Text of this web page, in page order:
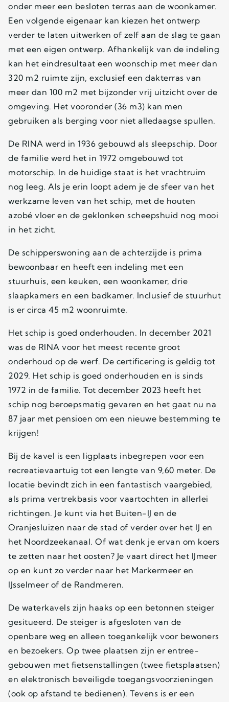
onder meer een besloten terras aan de woonkamer.
Een volgende eigenaar kan kiezen het ontwerp
verder te laten uitwerken of zelf aan de slag te gaan
met een eigen ontwerp. Afhankelijk van de indeling
kan het eindresultaat een woonschip met meer dan
320 m2 ruimte zijn, exclusief een dakterras van
meer dan 100 m2 met bijzonder vrij uitzicht over de
omgeving. Het vooronder (36 m3) kan men
gebruiken als berging voor niet alledaagse spullen.
De RINA werd in 1936 gebouwd als sleepschip. Door
de familie werd het in 1972 omgebouwd tot
motorschip. In de huidige staat is het vrachtruim
nog leeg. Als je erin loopt adem je de sfeer van het
werkzame leven van het schip, met de houten
azobé vloer en de geklonken scheepshuid nog mooi
in het zicht.
De schipperswoning aan de achterzijde is prima
bewoonbaar en heeft een indeling met een
stuurhuis, een keuken, een woonkamer, drie
slaapkamers en een badkamer. Inclusief de stuurhut
is er circa 45 m2 woonruimte.
Het schip is goed onderhouden. In december 2021
was de RINA voor het meest recente groot
onderhoud op de werf. De certificering is geldig tot
2029. Het schip is goed onderhouden en is sinds
1972 in de familie. Tot december 2023 heeft het
schip nog beroepsmatig gevaren en het gaat nu na
87 jaar met pensioen om een nieuwe bestemming te
krijgen!
Bij de kavel is een ligplaats inbegrepen voor een
recreatievaartuig tot een lengte van 9,60 meter. De
locatie bevindt zich in een fantastisch vaargebied,
als prima vertrekbasis voor vaartochten in allerlei
richtingen. Je kunt via het Buiten-IJ en de
Oranjesluizen naar de stad of verder over het IJ en
het Noordzeekanaal. Of wat denk je ervan om koers
te zetten naar het oosten? Je vaart direct het IJmeer
op en kunt zo verder naar het Markermeer en
IJsselmeer of de Randmeren.
De waterkavels zijn haaks op een betonnen steiger
gesitueerd. De steiger is afgesloten van de
openbare weg en alleen toegankelijk voor bewoners
en bezoekers. Op twee plaatsen zijn er entree-
gebouwen met fietsenstallingen (twee fietsplaatsen)
en elektronisch beveiligde toegangsvoorzieningen
(ook op afstand te bedienen). Tevens is er een